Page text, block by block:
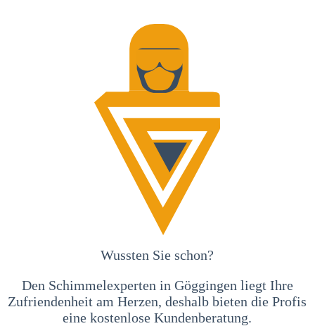
Wussten Sie schon?
Den Schimmelexperten in Göggingen liegt Ihre
Zufriendenheit am Herzen, deshalb bieten die Profis
eine kostenlose Kundenberatung.